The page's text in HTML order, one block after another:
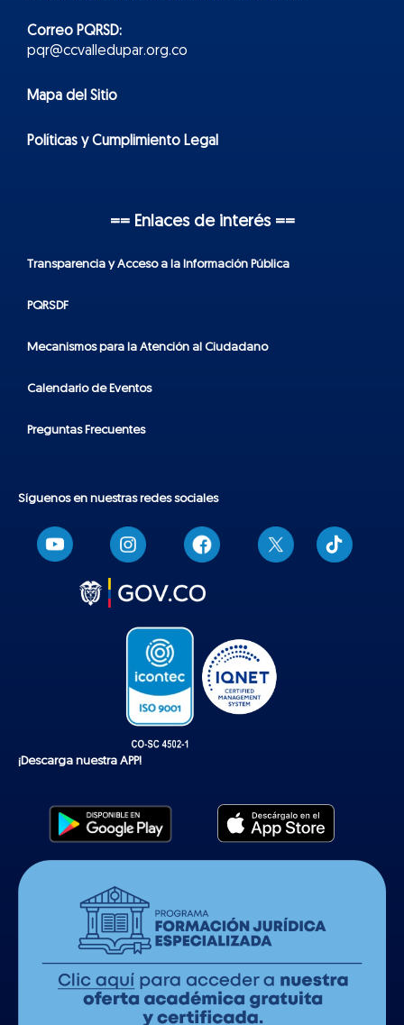
Correo PQRSD:
pqr@ccvalledupar.org.co
Mapa del Sitio
Políticas y Cumplimiento Legal
== Enlaces de interés ==
Transparencia y Acceso a la Información Pública
PQRSDF
Mecanismos para la Atención al Ciudadano
Calendario de Eventos
Preguntas Frecuentes
Síguenos en nuestras redes sociales
T
i
k
¡Descarga nuestra APP!